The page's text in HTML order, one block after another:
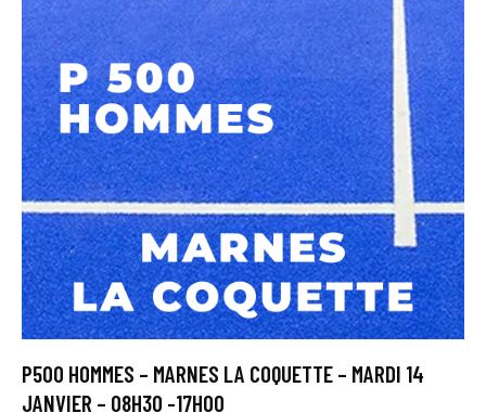
P500 HOMMES – MARNES LA COQUETTE – MARDI 14
JANVIER – 08H30 -17H00